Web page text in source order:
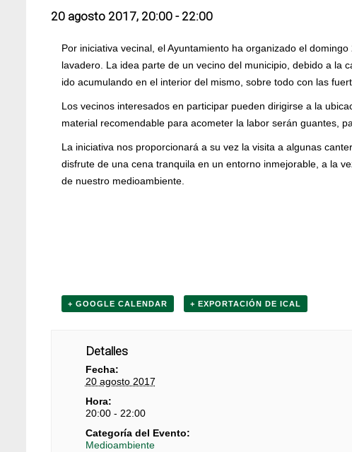
20 agosto 2017, 20:00 - 22:00
Por iniciativa vecinal, el Ayuntamiento ha organizado el
lavadero. La idea parte de un vecino del municipio, debido a la
ido acumulando en el interior del mismo, sobre todo con las
Los vecinos interesados en participar pueden dirigirse a la
material recomendable para acometer la labor serán guantes,
La iniciativa nos proporcionará a su vez la visita a algunas
disfrute de una cena tranquila en un entorno inmejorable, a la
de nuestro medioambiente.
+ GOOGLE CALENDAR + EXPORTACIÓN DE ICAL
Detalles
Fecha:
20 agosto 2017
Hora:
20:00 - 22:00
Categoría del Evento:
Medioambiente